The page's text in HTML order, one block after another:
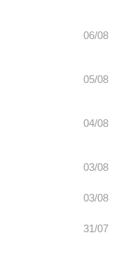
06/08
05/08
04/08
03/08
03/08
31/07